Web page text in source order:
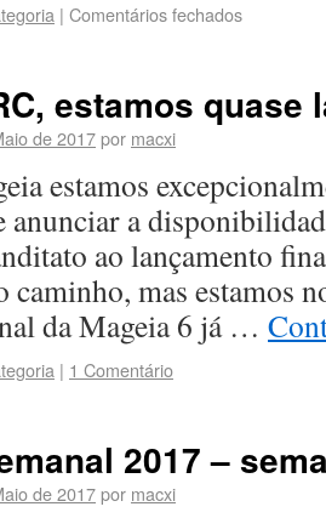
| Comentários fechados
estamos quase
de 2017por macxi
estamos
anunciar a
ao lançamento
caminho, mas estamos
da Mageia 6 já …
| 1 Comentário
2017 –
de 2017por macxi